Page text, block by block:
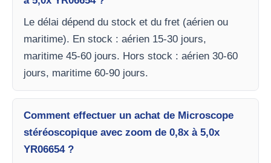
Le délai dépend du stock et du fret (aérien ou
maritime). En stock : aérien 15-30 jours,
maritime 45-60 jours. Hors stock : aérien 30-60
jours, maritime 60-90 jours.
Comment effectuer un achat de Microscope
stéréoscopique avec zoom de 0,8x à 5,0x
YR06654 ?